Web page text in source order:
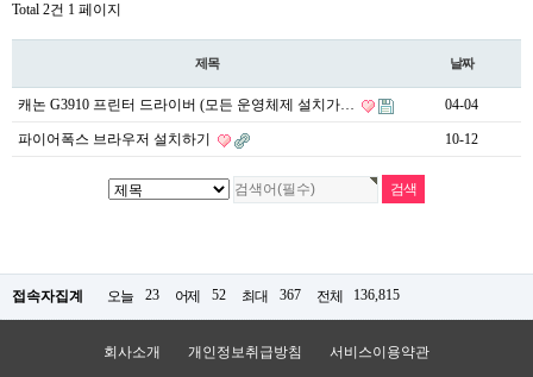
Total 2건 1 페이지
제목 날짜
캐논 G3910 프린터 드라이버 (모든 운영체제 설치가… 04-04
파이어폭스 브라우저 설치하기 10-12
접속자집계 오늘 23 어제 52 최대 367 전체 136,815
회사소개 개인정보취급방침 서비스이용약관